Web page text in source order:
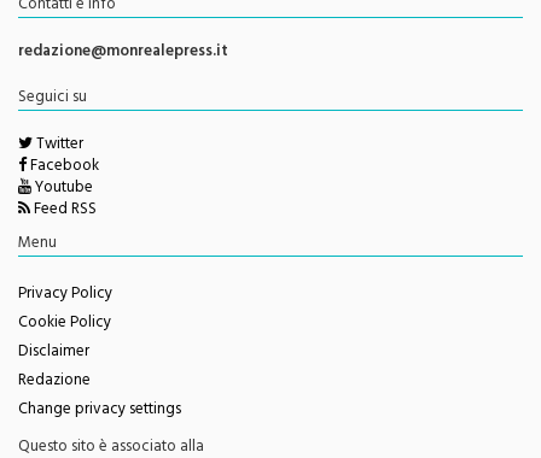
Direttore ResponsabileGiorgio Vaiana
Contatti e info
redazione@monrealepress.it
Seguici su
Twitter
Facebook
Youtube
Feed RSS
Privacy Policy
Cookie Policy
Disclaimer
Redazione
Change privacy settings